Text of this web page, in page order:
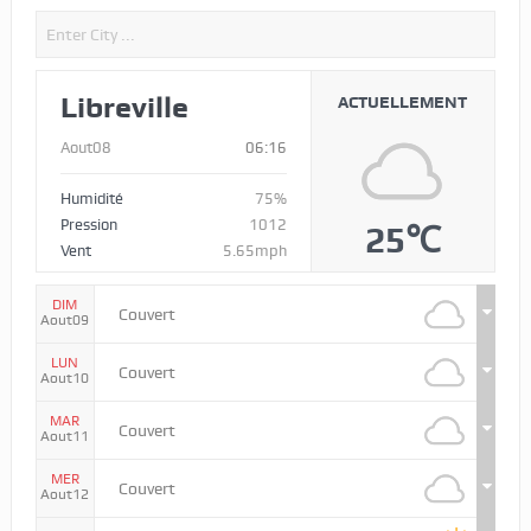
Libreville
Aout08 06:16
Humidité
75%
Pression
1012
Vent
5.65mph
ACTUELLEMENT
25℃
DIM
Aout09
Couvert
LUN
Aout10
Couvert
MAR
Aout11
Couvert
MER
Aout12
Couvert